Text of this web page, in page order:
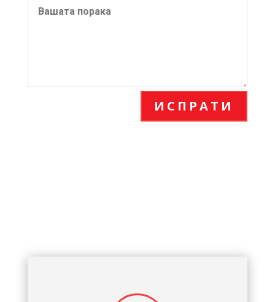
ИСПРАТИ